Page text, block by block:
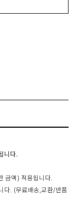
니다.
금액) 적용됩니다.
다. (무료배송,교환/반품